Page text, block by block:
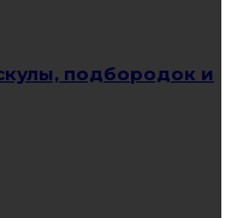
подбородок и